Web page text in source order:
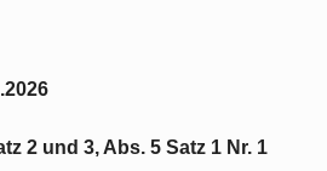
2 und 3, Abs. 5 Satz 1 Nr. 1